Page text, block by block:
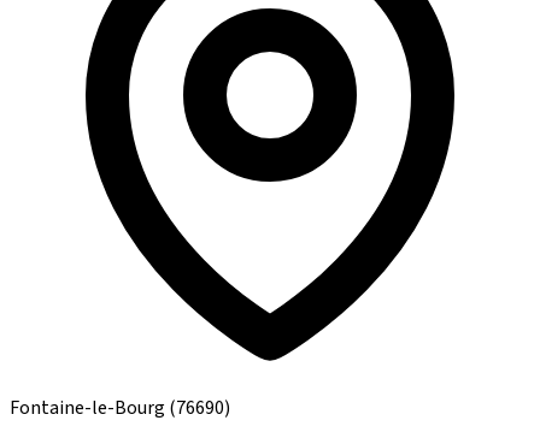
Fontaine-le-Bourg (76690)